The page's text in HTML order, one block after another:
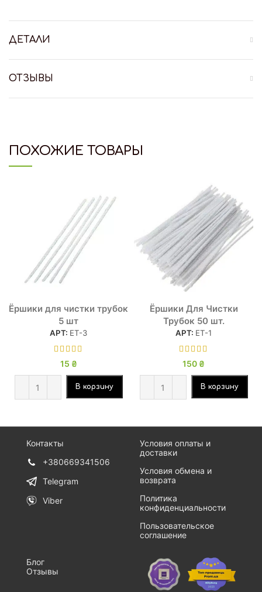
ДЕТАЛИ
ОТЗЫВЫ
ПОХОЖИЕ ТОВАРЫ
Ёршики для чистки трубок
5 шт
АРТ: ЕТ-3
15 ₴
В корзину
Ёршики Для Чистки
Трубок 50 шт.
АРТ: ЕТ-1
150 ₴
В корзину
Контакты
+380669341506
Telegram
Viber
Условия оплаты и
доставки
Условия обмена и
возврата
Политика
конфиденциальности
Пользовательское
соглашение
Блог
Отзывы